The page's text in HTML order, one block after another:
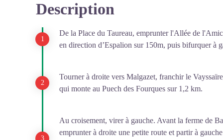
Voir l'image en plein écran
Description
De la Place du Taureau, emprunter l'Allée de
en direction d’Espalion sur 150m, puis bifurquer à
Tourner à droite vers Malgazet, franchir le
qui monte au Puech des Fourques sur 1,2 km.
Au croisement, virer à gauche. Avant la ferme de
emprunter à droite une petite route et partir à